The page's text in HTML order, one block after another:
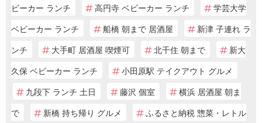
ビーカー ランチ
高円寺 ベビーカー ランチ
学芸大学
ベビーカー ランチ
船橋 朝まで 居酒屋
新津 子連れ ラ
ンチ
大手町 居酒屋 喫煙可 北千住 朝まで
新大
久保 ベビーカー ランチ
小田原駅 テイクアウト グルメ
九段下 ランチ 土日
藤沢 個室
横浜 居酒屋 朝ま
で
新橋 持ち帰り グルメ
ふるさと納税 惣菜・レトル